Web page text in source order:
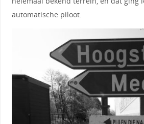
automatische piloot.